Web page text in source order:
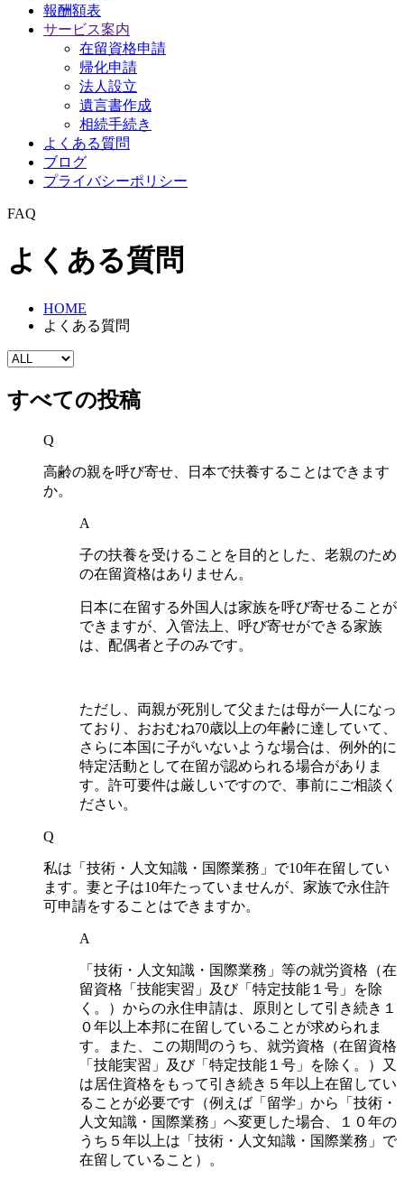
報酬額表
サービス案内
在留資格申請
帰化申請
法人設立
遺言書作成
相続手続き
よくある質問
ブログ
プライバシーポリシー
FAQ
よくある質問
HOME
よくある質問
すべての投稿
Q
高齢の親を呼び寄せ、日本で扶養することはできます
か。
A
子の扶養を受けることを目的とした、老親のため
の在留資格はありません。
日本に在留する外国人は家族を呼び寄せることが
できますが、入管法上、呼び寄せができる家族
は、配偶者と子のみです。
ただし、両親が死別して父または母が一人になっ
ており、おおむね70歳以上の年齢に達していて、
さらに本国に子がいないような場合は、例外的に
特定活動として在留が認められる場合がありま
す。許可要件は厳しいですので、事前にご相談く
ださい。
Q
私は「技術・人文知識・国際業務」で10年在留してい
ます。妻と子は10年たっていませんが、家族で永住許
可申請をすることはできますか。
A
「技術・人文知識・国際業務」等の就労資格（在
留資格「技能実習」及び「特定技能１号」を除
く。）からの永住申請は、原則として引き続き１
０年以上本邦に在留していることが求められま
す。また、この期間のうち、就労資格（在留資格
「技能実習」及び「特定技能１号」を除く。）又
は居住資格をもって引き続き５年以上在留してい
ることが必要です（例えば「留学」から「技術・
人文知識・国際業務」へ変更した場合、１０年の
うち５年以上は「技術・人文知識・国際業務」で
在留していること）。